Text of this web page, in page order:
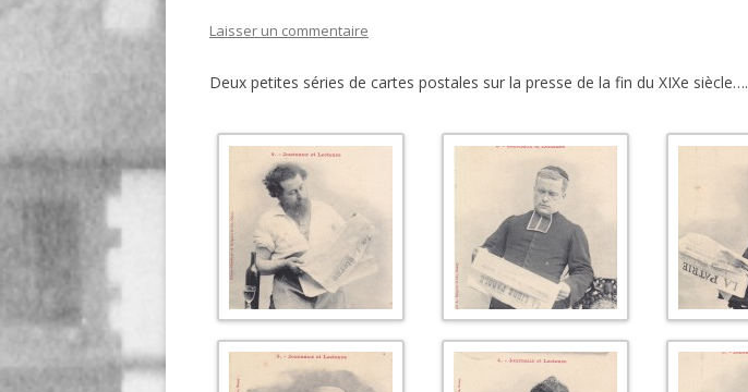
Laisser un commentaire
Deux petites séries de cartes postales sur la presse de la fin du XIXe siècle….